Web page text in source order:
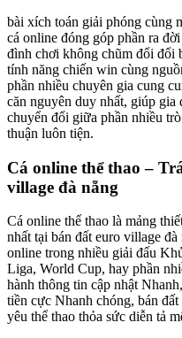
bài xích toán giải phóng cùng
cá online đóng góp phần ra
đình chơi không chũm đổi đổi
tính năng chiến win cùng
phần nhiều chuyên gia cung
căn nguyên duy nhất, giúp
chuyển đổi giữa phần nhiều
thuận luôn tiện.
Cá online thể thao –
village đà nẵng
Cá online thể thao là mảng
nhất tại bán đất euro village
online trong nhiều giải đấu
Liga, World Cup, hay phần
hành thông tin cập nhật
tiền cực Nhanh chóng, bán
yêu thể thao thỏa sức diễn tả